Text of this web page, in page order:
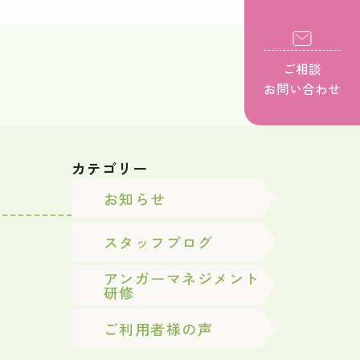
ご相談
お問い合わせ
カテゴリー
お知らせ
スタッフブログ
アンガーマネジメント
研修
ご利用者様の声